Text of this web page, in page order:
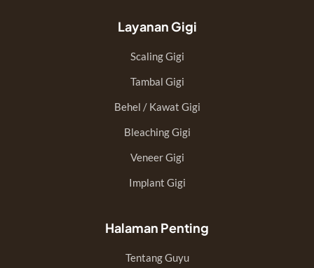
Layanan Gigi
Scaling Gigi
Tambal Gigi
Behel / Kawat Gigi
Bleaching Gigi
Veneer Gigi
Implant Gigi
Halaman Penting
Tentang Guyu